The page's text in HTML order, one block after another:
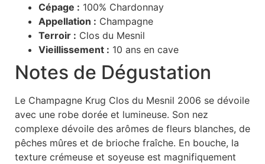
Cépage : 100% Chardonnay
Appellation : Champagne
Terroir : Clos du Mesnil
Vieillissement : 10 ans en cave
Notes de Dégustation
Le Champagne Krug Clos du Mesnil 2006 se dévoile
avec une robe dorée et lumineuse. Son nez
complexe dévoile des arômes de fleurs blanches, de
pêches mûres et de brioche fraîche. En bouche, la
texture crémeuse et soyeuse est magnifiquement